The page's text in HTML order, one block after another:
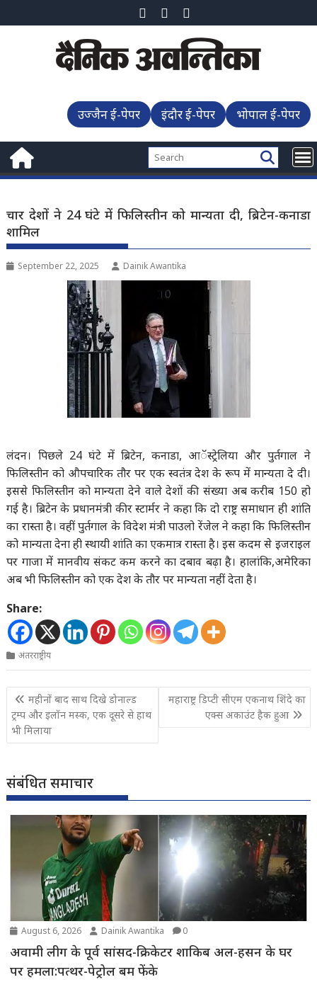
to
उज्जैन ई-पेपर इंदौर ई-पेपर भोपाल ई-पेपर
चार देशों ने 24 घंटे में फिलिस्तीन को मान्यता दी, ब्रिटेन-कनाडा
शामिल
September 22, 2025 Dainik Awantika
लंदन। पिछले 24 घंटे में ब्रिटेन, कनाडा, आॅस्ट्रेलिया और पुर्तगाल ने
फिलिस्तीन को औपचारिक तौर पर एक स्वतंत्र देश के रूप में मान्यता दे दी।
इससे फिलिस्तीन को मान्यता देने वाले देशों की संख्या अब करीब 150 हो
गई है। ब्रिटेन के प्रधानमंत्री कीर स्टार्मर ने कहा कि दो राष्ट्र समाधान ही शांति
का रास्ता है। वहीं पुर्तगाल के विदेश मंत्री पाउलो रेंजेल ने कहा कि फिलिस्तीन
को मान्यता देना ही स्थायी शांति का एकमात्र रास्ता है। इस कदम से इजराइल
पर गाजा में मानवीय संकट कम करने का दबाव बढ़ा है। हालांकि,अमेरिका
अब भी फिलिस्तीन को एक देश के तौर पर मान्यता नहीं देता है।
Share:
अंतरराष्ट्रीय
Post
navigation
महीनों बाद साथ दिखे डोनाल्ड
ट्रम्प और इलॉन मस्क, एक दूसरे से हाथ
भी मिलाया
महाराष्ट्र डिप्टी सीएम एकनाथ शिंदे का
एक्स अकाउंट हैक हुआ
संबंधित समाचार
August 6, 2026 Dainik Awantika 0
अवामी लीग के पूर्व सांसद-क्रिकेटर शाकिब अल-हसन के घर
पर हमला:पत्थर-पेट्रोल बम फेंके